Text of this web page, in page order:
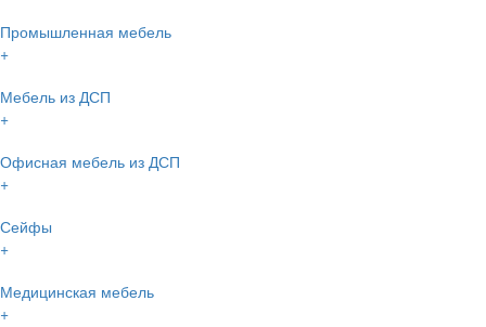
Промышленная мебель
+
Мебель из ДСП
+
Офисная мебель из ДСП
+
Сейфы
+
Медицинская мебель
+